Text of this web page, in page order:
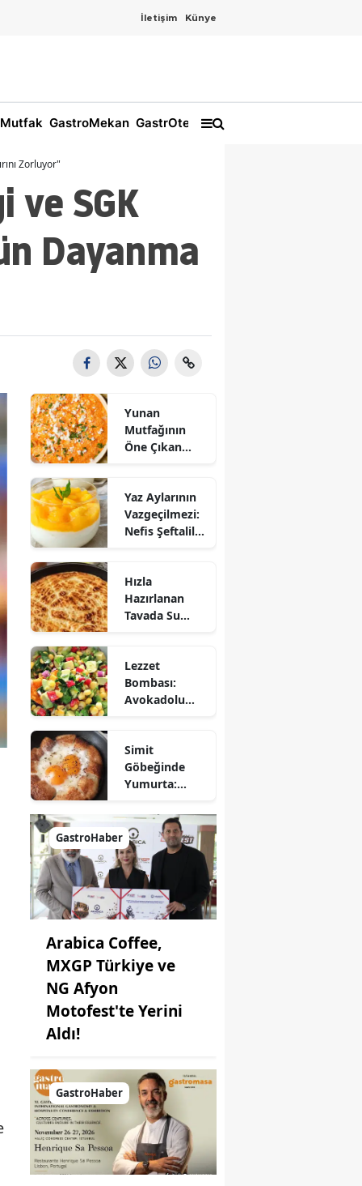
İletişim Künye
GastroMekan GastrOtel
Zorluyor"
ve SGK
Dayanma
Yunan
Mutfağının
Öne Çıkan
Nasıl Yapılır?
Yaz Aylarının
Vazgeçilmezi:
Nefis Şeftalili
Hızla
Hazırlanan
Tavada Su
Sofralarınıza
Lezzet Katın!
Lezzet
Bombası:
Avokadolu
Simit
Göbeğinde
Yumurta:
Farklı Bir
Kahvaltı
Seçeneği
GastroHaber
Arabica Coffee,
MXGP Türkiye ve
NG Afyon
Motofest'te Yerini
Aldı!
GastroHaber